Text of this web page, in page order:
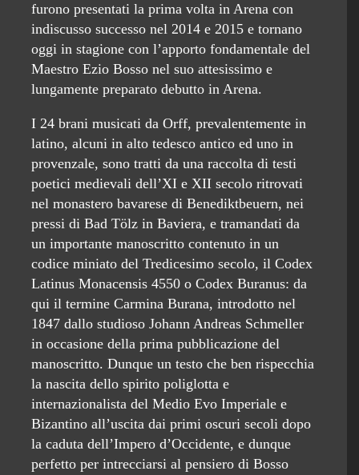
furono presentati la prima volta in Arena con
indiscusso successo nel 2014 e 2015 e tornano
oggi in stagione con l’apporto fondamentale del
Maestro Ezio Bosso nel suo attesissimo e
lungamente preparato debutto in Arena.
I 24 brani musicati da Orff, prevalentemente in
latino, alcuni in alto tedesco antico ed uno in
provenzale, sono tratti da una raccolta di testi
poetici medievali dell’XI e XII secolo ritrovati
nel monastero bavarese di Benediktbeuern, nei
pressi di Bad Tölz in Baviera, e tramandati da
un importante manoscritto contenuto in un
codice miniato del Tredicesimo secolo, il Codex
Latinus Monacensis 4550 o Codex Buranus: da
qui il termine Carmina Burana, introdotto nel
1847 dallo studioso Johann Andreas Schmeller
in occasione della prima pubblicazione del
manoscritto. Dunque un testo che ben rispecchia
la nascita dello spirito poliglotta e
internazionalista del Medio Evo Imperiale e
Bizantino all’uscita dai primi oscuri secoli dopo
la caduta dell’Impero d’Occidente, e dunque
perfetto per intrecciarsi al pensiero di Bosso